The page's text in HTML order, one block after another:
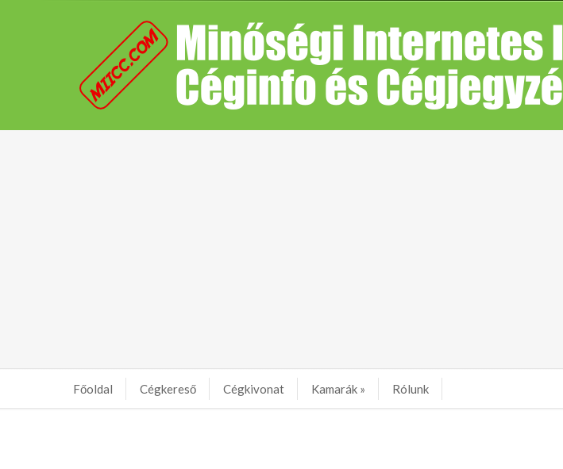
Főoldal Cégkereső Cégkivonat Kamarák » Rólunk